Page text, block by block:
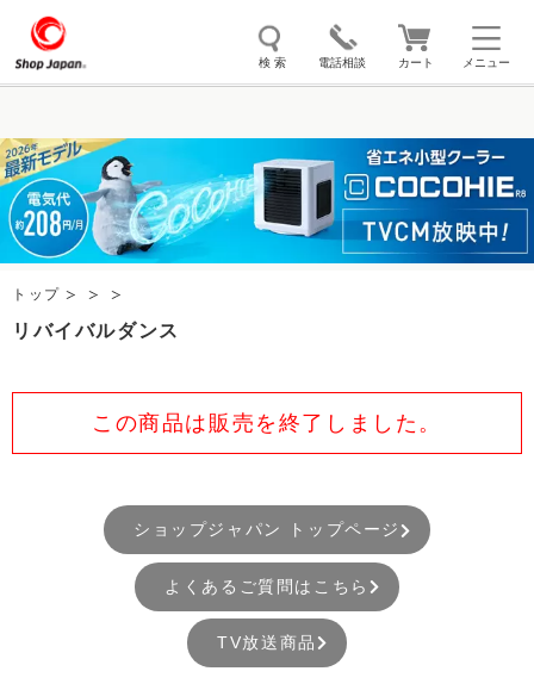
メニュー
検 索 電話相談 カート
トゥルースリーパー ここひえ 枕
掃除機 クッキングプロ 補聴器 マイキュット
エアコン オーラルスマイル
トップ
リバイバルダンス
この商品は販売を終了しました。
ショップジャパン トップページ
よくあるご質問はこちら
TV放送商品